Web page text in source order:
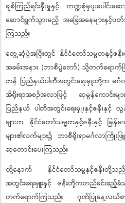
ချစ်ကြည်ရင်းနှီးမှုနှင့် ကဏ္ဍစုံမှပူးပေါင်
ဆောင်ရွက်သွားမည့် အခြေအနေများနှင့်ပတ်
ကြသည်။
တွေ့ဆုံပွဲအပြီးတွင် နိုင်ငံတော်သမ္မတနှင့်ဇ
အခမ်းအနား (ဘာစီပွဲတော်) သို့တက်ရောက်ပ
ဘန် ပြည်နယ်ပါတီအတွင်းရေးမှူးတို့က မင်္ဂ
အိုရိုးရာအစဉ်အလာဖြင့် ဆုမွန်ကောင်းမ
ပြည်နယ် ပါတီအတွင်းရေးမှူးနှင့်ဇနီးနှင့်
များက နိုင်ငံတော်သမ္မတနှင့်ဇနီးနှင့် မြ
များ၏လက်များ၌ ဘာစီရိုးရာမင်္ဂလာကြို
ဆုတောင်းပေးကြသည်။
ထို့နောက် နိုင်ငံတော်သမ္မနှင့်ဇနီးတို့
အတွင်းရေးမှူးနှင့် ဇနီးတို့ကတည်ခင်းဧ
တက်ရောက်ကြသည်။ ဂုဏ်ပြုနေ့လယ်စ